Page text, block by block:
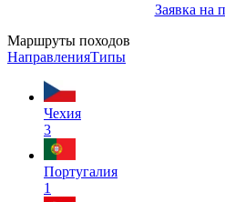
Заявка на
Маршруты походов
НаправленияТипы
Чехия
3
Португалия
1